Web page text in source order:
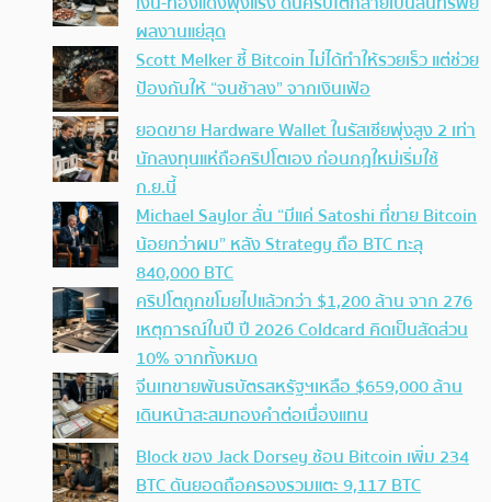
ผลงานแย่สุด
Scott Melker ชี้ Bitcoin ไม่ได้ทำให้รวยเร็ว แต่ช่วย
ป้องกันให้ “จนช้าลง” จากเงินเฟ้อ
ยอดขาย Hardware Wallet ในรัสเซียพุ่งสูง 2 เท่า
นักลงทุนแห่ถือคริปโตเอง ก่อนกฎใหม่เริ่มใช้
ก.ย.นี้
Michael Saylor ลั่น “มีแค่ Satoshi ที่ขาย Bitcoin
น้อยกว่าผม” หลัง Strategy ถือ BTC ทะลุ
840,000 BTC
คริปโตถูกขโมยไปแล้วกว่า $1,200 ล้าน จาก 276
เหตุการณ์ในปี ปี 2026 Coldcard คิดเป็นสัดส่วน
10% จากทั้งหมด
จีนเทขายพันธบัตรสหรัฐฯเหลือ $659,000 ล้าน
เดินหน้าสะสมทองคำต่อเนื่องแทน
Block ของ Jack Dorsey ช้อน Bitcoin เพิ่ม 234
BTC ดันยอดถือครองรวมแตะ 9,117 BTC